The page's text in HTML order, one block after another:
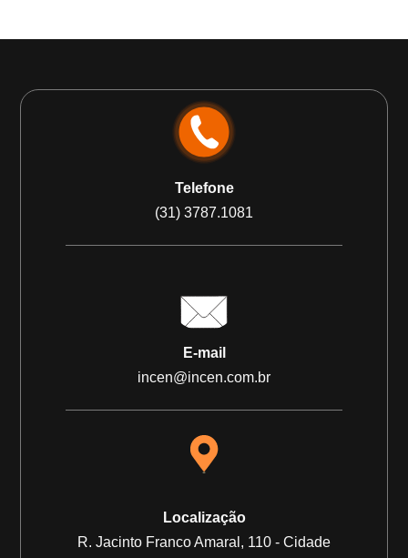
Telefone
(31) 3787.1081
E-mail
incen@incen.com.br
Localização
R. Jacinto Franco Amaral, 110 - Cidade